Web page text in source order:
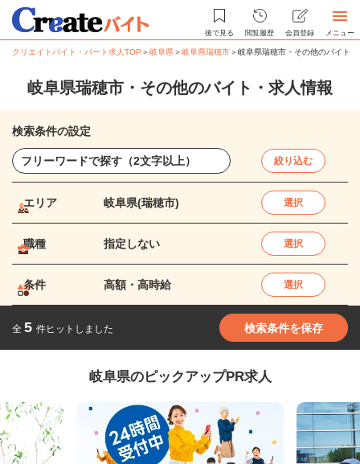
後で見る 閲覧履歴 会員登録 メニュー
クリエイトバイト・パート求人TOP ＞岐阜県＞岐阜県瑞穂市＞岐阜県瑞穂市・その他のバイト
岐阜県瑞穂市・その他のバイト・求人情報
検索条件の設定
絞り込む
エリア 岐阜県(瑞穂市) 選択
職種 指定しない 選択
条件 高額・高時給 選択
全 5 件ヒットしました 検索条件を保存
岐阜県のピックアップPR求人